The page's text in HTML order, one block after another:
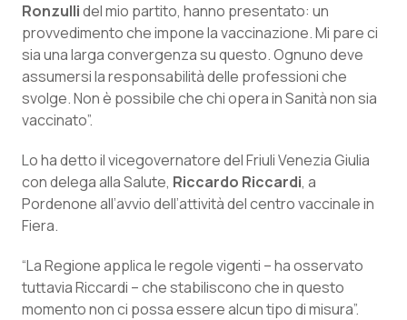
Calabria
Campania
Emilia-Romagna
Friuli Venezia Giulia
Lazio
Lombardia
Asma & BPCO
Car-T
Colesterolo & coronaropatie
Dermatite Atopica
Diabete & glucometri
Dolore
Ronzullidel mio partito, hanno presentato: un
provvedimento che impone la vaccinazione. Mi pare ci
sia una larga convergenza su questo. Ognuno deve
assumersi la responsabilità delle professioni che
svolge. Non è possibile che chi opera in Sanità non sia
vaccinato”.
Lo ha detto il vicegovernatore del Friuli Venezia Giulia
con delega alla Salute, Riccardo Riccardi, a
Pordenone all’avvio dell’attività del centro vaccinale in
Fiera.
“La Regione applica le regole vigenti – ha osservato
tuttavia Riccardi – che stabiliscono che in questo
momento non ci possa essere alcun tipo di misura”.